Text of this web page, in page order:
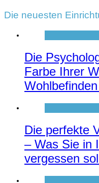
Die neuesten
Die
Farbe Ihrer
Die perfekte
– Was Sie in
vergessen